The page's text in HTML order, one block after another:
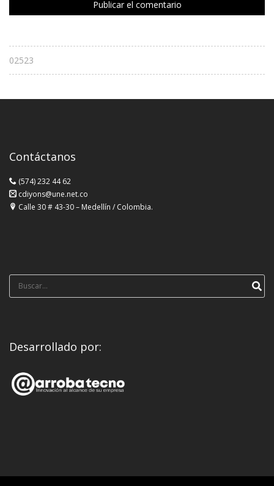
02523
Contáctanos
(574) 232 44 62
cdiyons@une.net.co
Calle 30 # 43-30 – Medellín / Colombia.
Búsqueda
para:
Desarrollado por: